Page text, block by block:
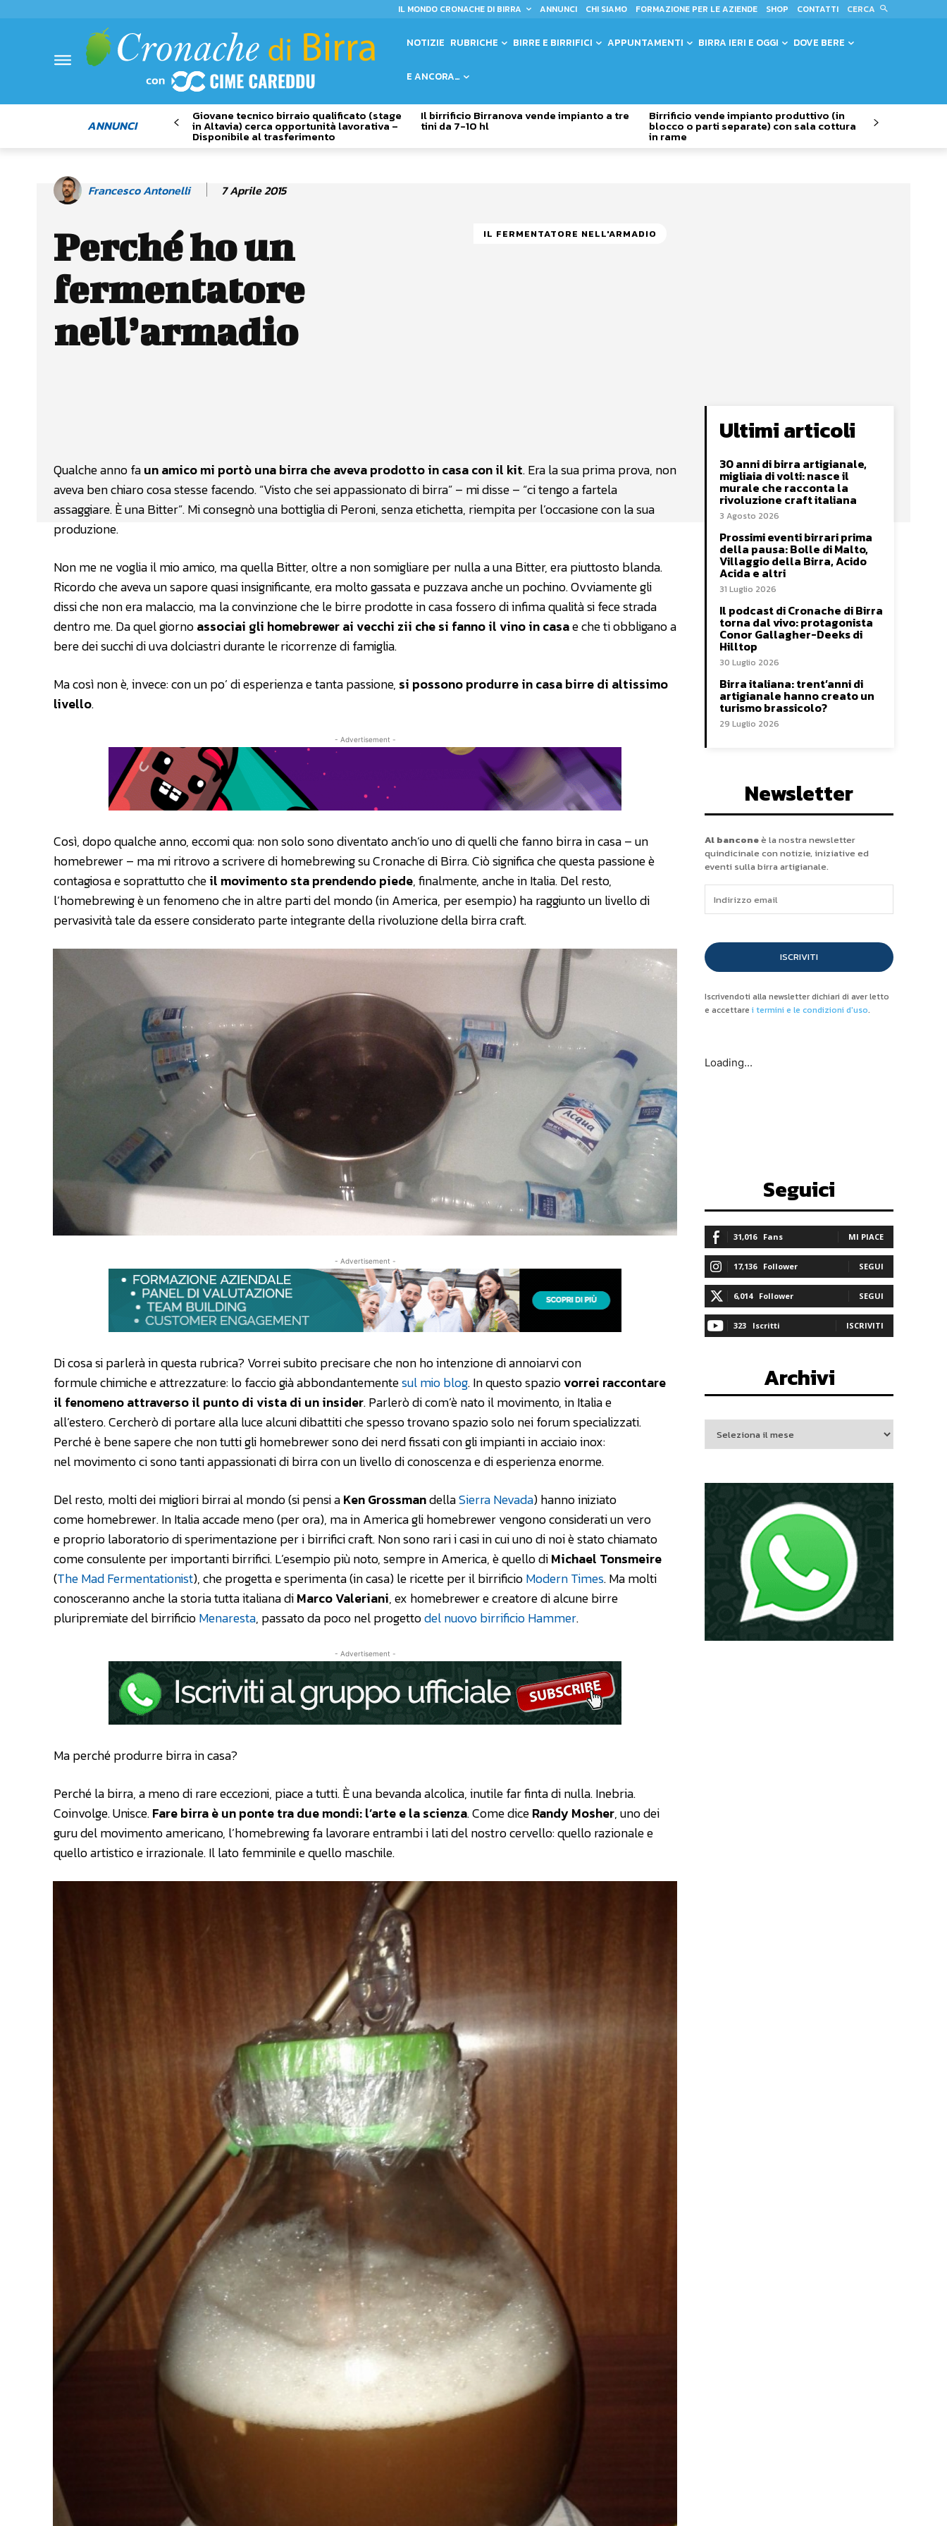
IL MONDO CRONACHE DI BIRRA ANNUNCI CHI SIAMO FORMAZIONE PER LE AZIENDE SHOP CONTATTI CERCA
NOTIZIE RUBRICHE BIRRE E BIRRIFICI APPUNTAMENTI BIRRA IERI E OGGI DOVE BERE
E ANCORA…
ANNUNCI
Giovane tecnico birraio qualificato (stage
in Altavia) cerca opportunità lavorativa –
Disponibile al trasferimento
Il birrificio Birranova vende impianto a tre
tini da 7-10 hl
Birrificio vende impianto produttivo (in
blocco o parti separate) con sala cottura
in rame
Francesco Antonelli 7 Aprile 2015
Perché ho un
fermentatore
nell’armadio
IL FERMENTATORE NELL'ARMADIO
Qualche anno faun amico mi portò una birra che aveva prodotto in casa con il kit. Era la sua prima prova, non
aveva ben chiaro cosa stesse facendo. “Visto che sei appassionato di birra” – mi disse – “ci tengo a fartela
assaggiare. È una Bitter”. Mi consegnò una bottiglia di Peroni, senza etichetta, riempita per l’occasione con la sua
produzione.
Non me ne voglia il mio amico, ma quella Bitter, oltre a non somigliare per nulla a una Bitter, era piuttosto blanda.
Ricordo che aveva un sapore quasi insignificante, era molto gassata e puzzava anche un pochino. Ovviamente gli
dissi che non era malaccio, ma la convinzione che le birre prodotte in casa fossero di infima qualità si fece strada
dentro me. Da quel giornoassociai gli homebrewer ai vecchi zii che si fanno il vino in casae che ti obbligano a
bere dei succhi di uva dolciastri durante le ricorrenze di famiglia.
Ma così non è, invece: con un po’ di esperienza e tanta passione, si possono produrre in casa birre di altissimo
livello.
- Advertisement -
Così, dopo qualche anno, eccomi qua: non solo sono diventato anch’io uno di quelli che fanno birra in casa – un
homebrewer – ma mi ritrovo a scrivere di homebrewing su Cronache di Birra. Ciò significa che questa passione è
contagiosa e soprattutto cheil movimento sta prendendo piede, finalmente, anche in Italia. Del resto,
l’homebrewing è un fenomeno che in altre parti del mondo (in America, per esempio) ha raggiunto un livello di
pervasività tale da essere considerato parte integrante della rivoluzione della birra craft.
- Advertisement -
Di cosa si parlerà in questa rubrica? Vorrei subito precisare che non ho intenzione di annoiarvi con
formule chimiche e attrezzature: lo faccio già abbondantementesul mio blog. In questo spaziovorrei raccontare
il fenomeno attraverso il punto di vista di un insider. Parlerò di com’è nato il movimento, in Italia e
all’estero. Cercherò di portare alla luce alcuni dibattiti che spesso trovano spazio solo nei forum specializzati.
Perché è bene sapere che non tutti gli homebrewer sono dei nerd fissati con gli impianti in acciaio inox:
nel movimento ci sono tanti appassionati di birra con un livello di conoscenza e di esperienza enorme.
Del resto, molti dei migliori birrai al mondo (si pensi aKen GrossmandellaSierra Nevada) hanno iniziato
come homebrewer. In Italia accade meno (per ora), ma in America gli homebrewer vengono considerati un vero
e proprio laboratorio di sperimentazione per i birrifici craft. Non sono rari i casi in cui uno di noi è stato chiamato
come consulente per importanti birrifici. L’esempio più noto, sempre in America, è quello diMichael Tonsmeire
(The Mad Fermentationist), che progetta e sperimenta (in casa) le ricette per il birrificioModern Times. Ma molti
conosceranno anche la storia tutta italiana diMarco Valeriani, ex homebrewer e creatore di alcune birre
pluripremiate del birrificioMenaresta, passato da poco nel progettodel nuovo birrificio Hammer.
- Advertisement -
Ma perché produrre birra in casa?
Perché la birra, a meno di rare eccezioni, piace a tutti. È una bevanda alcolica, inutile far finta di nulla. Inebria.
Coinvolge. Unisce.Fare birra è un ponte tra due mondi: l’arte e la scienza. Come diceRandy Mosher, uno dei
guru del movimento americano, l’homebrewing fa lavorare entrambi i lati del nostro cervello: quello razionale e
quello artistico e irrazionale. Il lato femminile e quello maschile.
Ultimi articoli
30 anni di birra artigianale,
migliaia di volti: nasce il
murale che racconta la
rivoluzione craft italiana
3 Agosto 2026
Prossimi eventi birrari prima
della pausa: Bolle di Malto,
Villaggio della Birra, Acido
Acida e altri
31 Luglio 2026
Il podcast di Cronache di Birra
torna dal vivo: protagonista
Conor Gallagher-Deeks di
Hilltop
30 Luglio 2026
Birra italiana: trent’anni di
artigianale hanno creato un
turismo brassicolo?
29 Luglio 2026
Newsletter
Al banconeè la nostra newsletter
quindicinale con notizie, iniziative ed
eventi sulla birra artigianale.
ISCRIVITI
Iscrivendoti alla newsletter dichiari di aver letto
e accettare i termini e le condizioni d'uso.
Loading...
Seguici
31,016 Fans MI PIACE
17,136 Follower SEGUI
6,014 Follower SEGUI
323 Iscritti ISCRIVITI
Archivi